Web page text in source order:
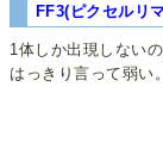
FF3(ピクセルリ
1体しか出現しない
はっきり言って弱い